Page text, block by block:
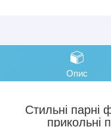
Опис
Стильні парні
прикольні